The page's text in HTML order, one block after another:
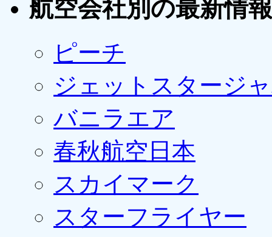
航空会社別の最新情報
ピーチ
ジェットスタージ
バニラエア
春秋航空日本
スカイマーク
スターフライヤー